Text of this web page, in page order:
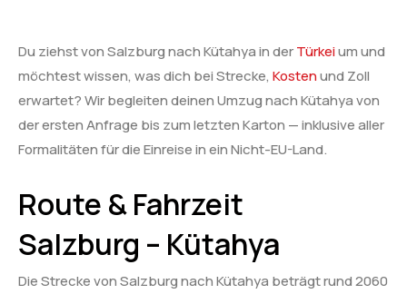
Du ziehst von Salzburg nach Kütahya in derTürkeium und
möchtest wissen, was dich bei Strecke, Kostenund Zoll
erwartet? Wir begleiten deinen Umzug nach Kütahya von
der ersten Anfrage bis zum letzten Karton — inklusive aller
Formalitäten für die Einreise in ein Nicht-EU-Land.
Route & Fahrzeit
Salzburg – Kütahya
Die Strecke von Salzburg nach Kütahya beträgt rund 2060